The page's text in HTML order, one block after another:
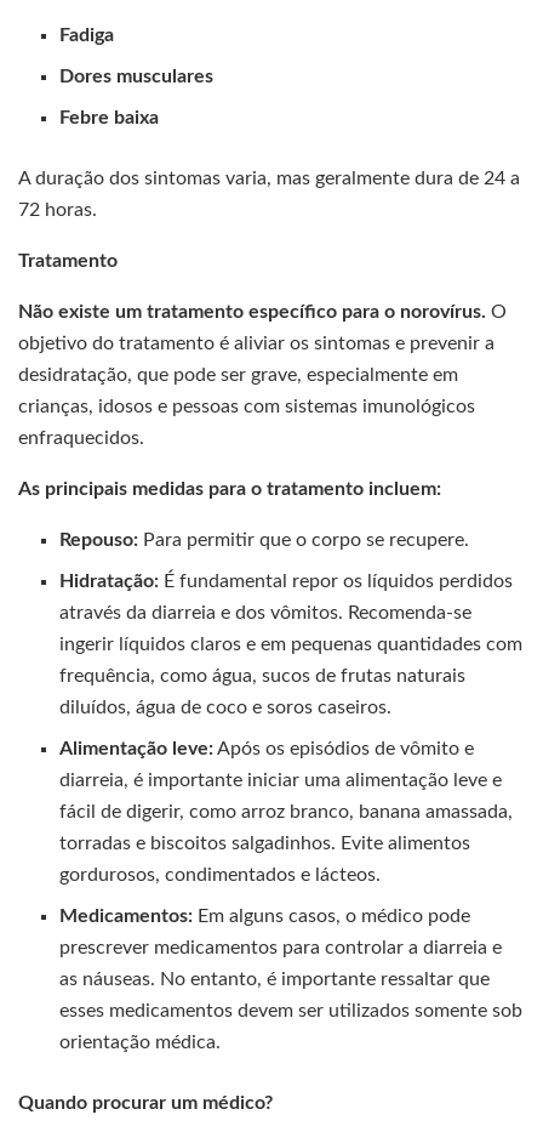
Fadiga
Dores musculares
Febre baixa
A duração dos sintomas varia, mas geralmente dura de 24 a
72 horas.
Tratamento
Não existe um tratamento específico para o norovírus. O
objetivo do tratamento é aliviar os sintomas e prevenir a
desidratação, que pode ser grave, especialmente em
crianças, idosos e pessoas com sistemas imunológicos
enfraquecidos.
As principais medidas para o tratamento incluem:
Repouso: Para permitir que o corpo se recupere.
Hidratação: É fundamental repor os líquidos perdidos
através da diarreia e dos vômitos. Recomenda-se
ingerir líquidos claros e em pequenas quantidades com
frequência, como água, sucos de frutas naturais
diluídos, água de coco e soros caseiros.
Alimentação leve:Após os episódios de vômito e
diarreia, é importante iniciar uma alimentação leve e
fácil de digerir, como arroz branco, banana amassada,
torradas e biscoitos salgadinhos. Evite alimentos
gordurosos, condimentados e lácteos.
Medicamentos: Em alguns casos, o médico pode
prescrever medicamentos para controlar a diarreia e
as náuseas. No entanto, é importante ressaltar que
esses medicamentos devem ser utilizados somente sob
orientação médica.
Quando procurar um médico?